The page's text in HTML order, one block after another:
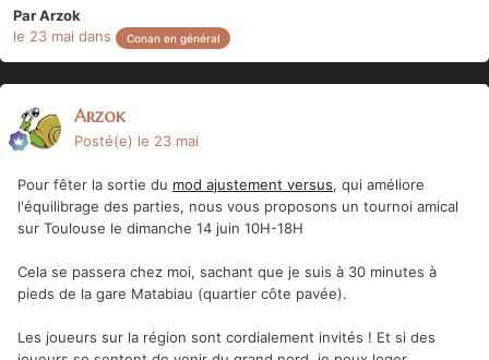
ParArzok
le 23 mai dans Conan en général
Arzok
Posté(e) le 23 mai
Pour fêter la sortie du mod ajustement versus, qui améliore
l'équilibrage des parties, nous vous proposons un tournoi amical
sur Toulouse le dimanche 14 juin 10H-18H
Cela se passera chez moi, sachant que je suis à 30 minutes à
pieds de la gare Matabiau (quartier côte pavée).
Les joueurs sur la région sont cordialement invités ! Et si des